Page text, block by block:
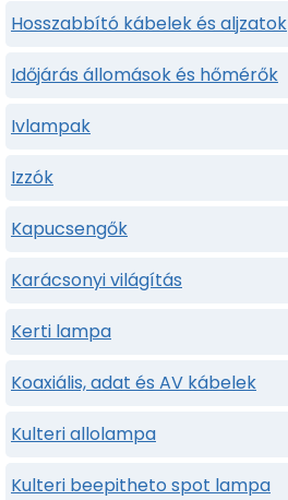
Hosszabbító kábelek és aljzatok
Időjárás állomások és hőmérők
Ivlampak
Izzók
Kapucsengők
Karácsonyi világítás
Kerti lampa
Koaxiális, adat és AV kábelek
Kulteri allolampa
Kulteri beepitheto spot lampa